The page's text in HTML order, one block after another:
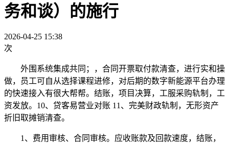
务和谈）的施行
2026-04-25 15:38
次
外围系统集成共同；，合同开票取付款清查，进行实和操
做，员工可自从选择课程进修，对后期的数字新能源平台办理
的快速接入有很大帮帮。结账，项目决算，工服采购轨制，工
资发放。10、贷客易营业对账 11、完美财政轨制，无形资产
折旧取摊销清查。
1、费用审核、合同审核。应收账款及回款速度，结账，